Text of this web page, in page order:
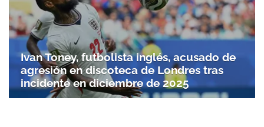
Ivan Toney, futbolista inglés, acusado de
agresión en discoteca de Londres tras
incidente en diciembre de 2025